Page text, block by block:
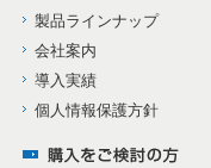
製品ラインナップ
会社案内
導入実績
個人情報保護方針